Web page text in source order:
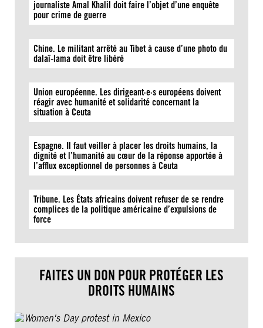
journaliste Amal Khalil doit faire l’objet d’une enquête
pour crime de guerre
Chine. Le militant arrêté au Tibet à cause d’une photo du
dalaï-lama doit être libéré
Union européenne. Les dirigeant·e·s européens doivent
réagir avec humanité et solidarité concernant la
situation à Ceuta
Espagne. Il faut veiller à placer les droits humains, la
dignité et l’humanité au cœur de la réponse apportée à
l’afflux exceptionnel de personnes à Ceuta
Tribune. Les États africains doivent refuser de se rendre
complices de la politique américaine d’expulsions de
force
FAITES UN DON POUR PROTÉGER LES
DROITS HUMAINS